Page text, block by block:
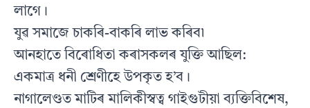
লাগে।
যুৱ সমাজে চাকৰি-বাকৰি লাভ কৰিব৷
আনহাতে বিৰোধিতা কৰাসকলৰ যুক্তি আছিল:
একমাত্ৰ ধনী শ্ৰেণীহে উপকৃত হ’ব।
নাগালেণ্ডত মাটিৰ মালিকীস্বত্ব গাইগুটীয়া ব্যক্তিবিশেষ,